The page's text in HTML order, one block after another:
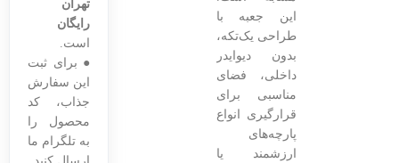
این جعبه با
طراحی یک‌تکه،
بدون دیوایدر
داخلی، فضای
مناسبی برای
قرارگیری انواع
پارچه‌های
ارزشمند یا
تهران
رایگان
است.
● برای ثبت
این سفارش
جذاب، کد
محصول را
به تلگرام ما